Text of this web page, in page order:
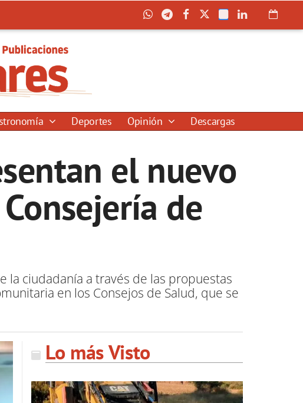
Deportes Opinión Descargas
el nuevo
de
la ciudadanía a través de las propuestas
en los Consejos de Salud, que se
Lo más Visto